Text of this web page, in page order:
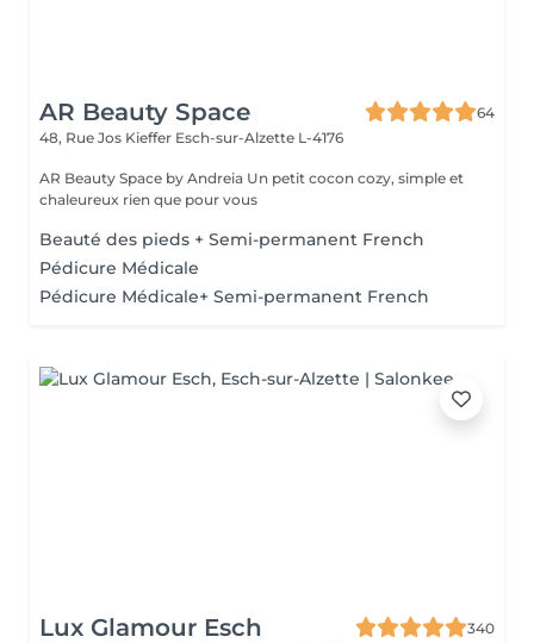
AR Beauty Space
64
48, Rue Jos Kieffer Esch-sur-Alzette L-4176
AR Beauty Space by Andreia Un petit cocon cozy, simple et
chaleureux rien que pour vous
Beauté des pieds + Semi-permanent French
Pédicure Médicale
Pédicure Médicale+ Semi-permanent French
Lux Glamour Esch
340